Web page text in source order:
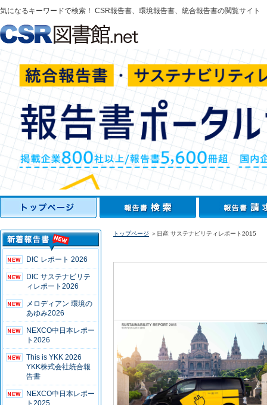
気になるキーワードで検索！ CSR報告書、環境報告書、統合報告書の閲覧サイト
DIC レポート 2026
DIC サステナビリテ
ィレポート2026
メロディアン 環境の
あゆみ2026
NEXCO中日本レポー
ト2026
This is YKK 2026
YKK株式会社統合報
告書
NEXCO中日本レポー
ト2025
トップページ ＞日産 サステナビリティレポート2015